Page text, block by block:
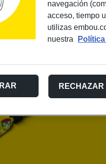
DEL
E-
*
*
navegación
acceso, tiempo
utilizas
nuestra
RECHAZAR